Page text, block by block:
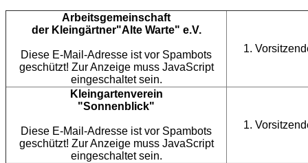
Arbeitsgemeinschaft
der Kleingärtner"Alte Warte" e.V.
Diese E-Mail-Adresse ist vor Spambots
geschützt! Zur Anzeige muss JavaScript
eingeschaltet sein.
1.
Kleingartenverein
"Sonnenblick"
Diese E-Mail-Adresse ist vor Spambots
geschützt! Zur Anzeige muss JavaScript
eingeschaltet sein.
1.